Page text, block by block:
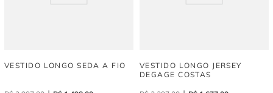
VESTIDO LONGO SEDA A FIO
VESTIDO LONGO JERSEY
DEGAGE COSTAS